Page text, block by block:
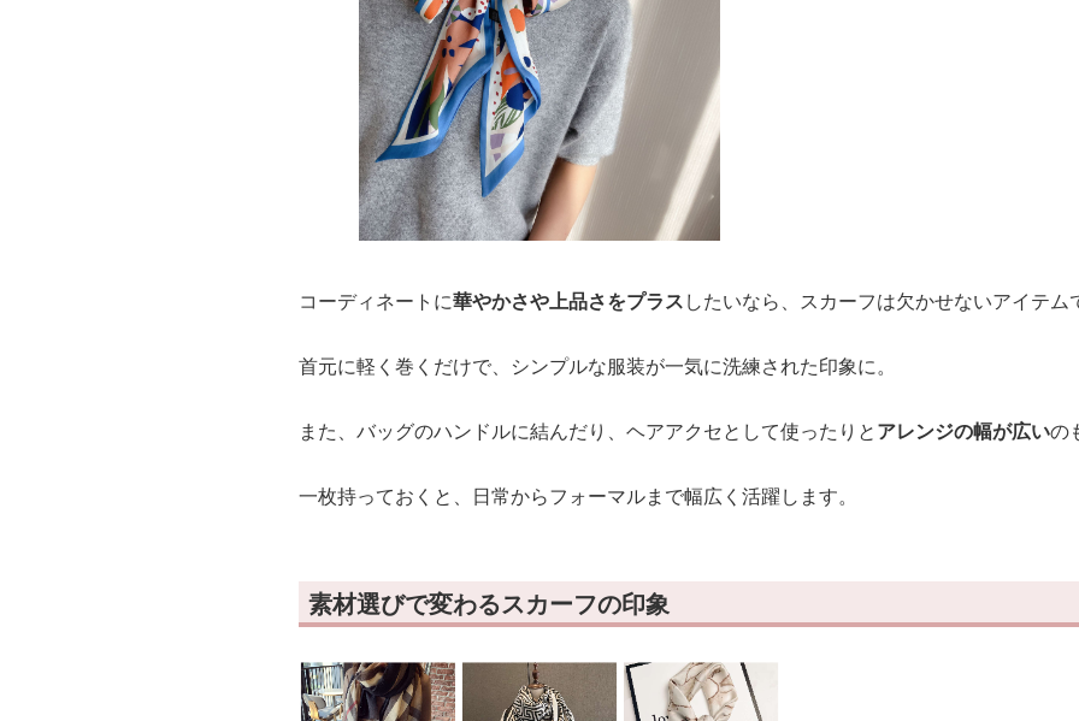
コーディネートに華やかさや上品さをプラスしたいなら、スカーフは欠かせないアイテム
首元に軽く巻くだけで、シンプルな服装が一気に洗練された印象に。
また、バッグのハンドルに結んだり、ヘアアクセとして使ったりとアレンジの幅が広いの
一枚持っておくと、日常からフォーマルまで幅広く活躍します。
素材選びで変わるスカーフの印象